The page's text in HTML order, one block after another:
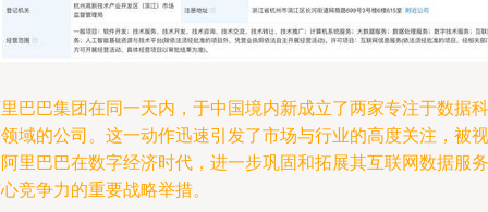
巴巴集团在同一天内，于中国境内新成立了两家专注于数据科
域的公司。这一动作迅速引发了市场与行业的高度关注，被视
里巴巴在数字经济时代，进一步巩固和拓展其互联网数据服务
竞争力的重要战略举措。